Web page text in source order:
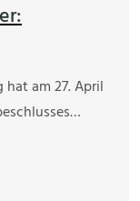
hat am 27. April